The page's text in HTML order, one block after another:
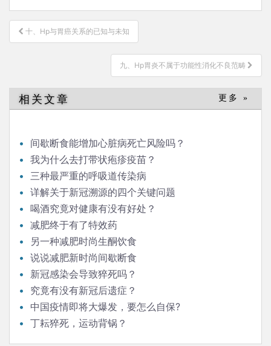
文
章
十、Hp与胃癌关系的已知与未知
九、Hp胃炎不属于功能性消化不良范畴
相关文章 更多 »
间歇断食能增加心脏病死亡风险吗？
我为什么去打带状疱疹疫苗？
三种最严重的呼吸道传染病
详解关于新冠溯源的四个关键问题
喝酒究竟对健康有没有好处？
减肥终于有了特效药
另一种减肥时尚生酮饮食
说说减肥新时尚间歇断食
新冠感染会导致猝死吗？
究竟有没有新冠后遗症？
中国疫情即将大爆发，要怎么自保?
丁耘猝死，运动背锅？